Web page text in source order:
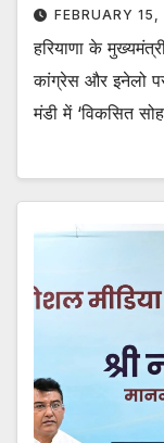
FEBRUARY
हरियाणा के
कांग्रेस और इनेलो
मंडी में ‘विकसित